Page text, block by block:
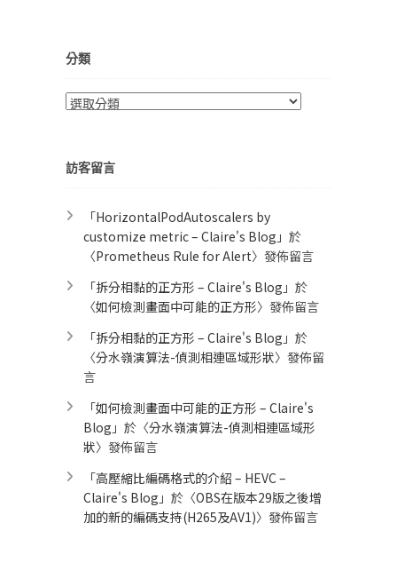
分類
分
訪客留言
「HorizontalPodAutoscalers by
customize metric – Claire's Blog 」於
〈Prometheus Rule for Alert​〉發佈留言
「拆分相黏的正方形 – Claire's Blog 」於
〈如何檢測畫面中可能的正方形〉發佈留言
「拆分相黏的正方形 – Claire's Blog 」於
〈分水嶺演算法-偵測相連區域形狀〉發佈留
言
「如何檢測畫面中可能的正方形 – Claire's
Blog 」於〈分水嶺演算法-偵測相連區域形
狀〉發佈留言
「高壓縮比編碼格式的介紹 – HEVC –
Claire's Blog 」於〈OBS在版本29版之後增
加的新的編碼支持(H265及AV1)〉發佈留言